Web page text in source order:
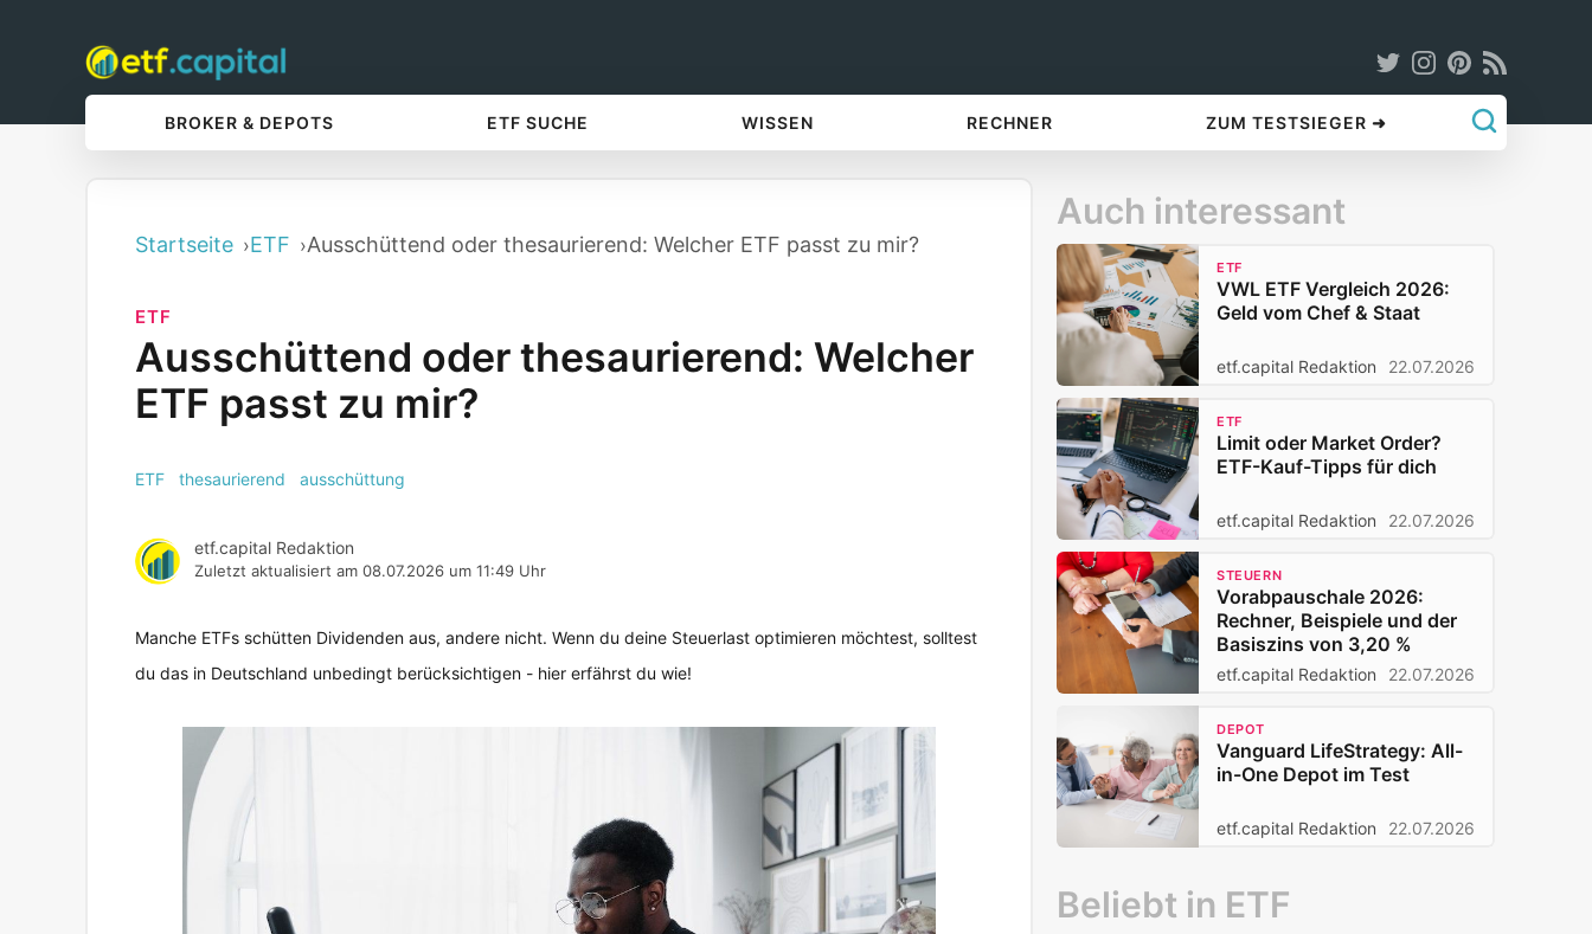
BROKER & DEPOTS ETF SUCHE WISSEN RECHNER ZUM TESTSIEGER ➜
Startseite ETF Ausschüttend oder thesaurierend: Welcher ETF passt zu mir?
ETF
Ausschüttend oder thesaurierend: Welcher
ETF passt zu mir?
ETF thesaurierend ausschüttung
etf.capital Redaktion
Zuletzt aktualisiert am 08.07.2026 um 11:49 Uhr
Manche ETFs schütten Dividenden aus, andere nicht. Wenn du deine Steuerlast optimieren möchtest, solltest
du das in Deutschland unbedingt berücksichtigen - hier erfährst du wie!
Auch interessant
ETF
VWL ETF Vergleich 2026:
Geld vom Chef & Staat
etf.capital Redaktion 22.07.2026
ETF
Limit oder Market Order?
ETF-Kauf-Tipps für dich
etf.capital Redaktion 22.07.2026
STEUERN
Vorabpauschale 2026:
Rechner, Beispiele und der
Basiszins von 3,20 %
etf.capital Redaktion 22.07.2026
DEPOT
Vanguard LifeStrategy: All-
in-One Depot im Test
etf.capital Redaktion 22.07.2026
Beliebt in ETF